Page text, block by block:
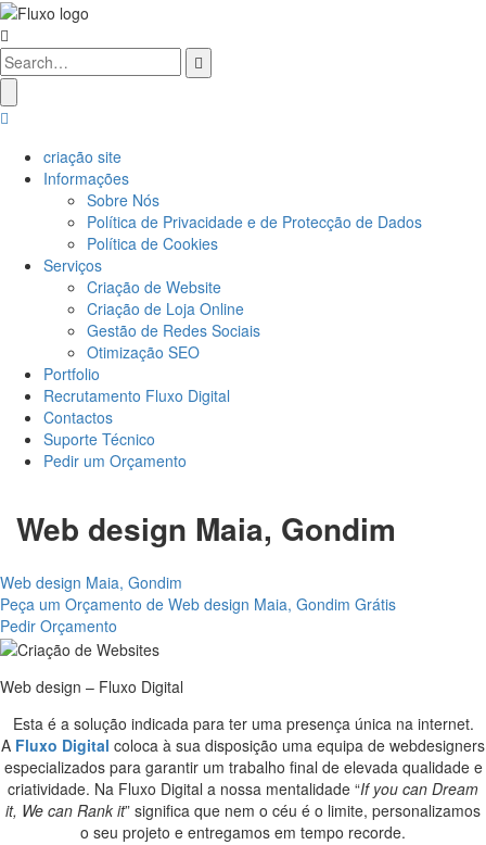
criação site
Informações
Sobre Nós
Política de Privacidade e de Protecção de Dados
Política de Cookies
Serviços
Criação de Website
Criação de Loja Online
Gestão de Redes Sociais
Otimização SEO
Portfolio
Recrutamento Fluxo Digital
Contactos
Suporte Técnico
Pedir um Orçamento
Web design Maia, Gondim
Web design Maia, Gondim
Peça um Orçamento de Web design Maia, Gondim Grátis
Pedir Orçamento
Web design – Fluxo Digital
Esta é a solução indicada para ter uma presença única na internet.
A Fluxo Digital coloca à sua disposição uma equipa de webdesigners
especializados para garantir um trabalho final de elevada qualidade e
criatividade. Na Fluxo Digital a nossa mentalidade “If you can Dream
it, We can Rank it” significa que nem o céu é o limite, personalizamos
o seu projeto e entregamos em tempo recorde.